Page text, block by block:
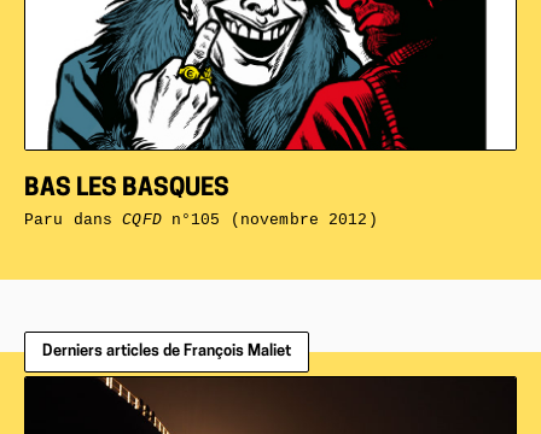
BAS LES BASQUES
Paru dansCQFDn°105 (novembre 2012)
Derniers articles de François Maliet